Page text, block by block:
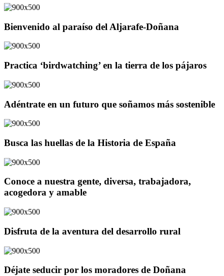
Bienvenido al paraíso del Aljarafe-Doñana
Practica ‘birdwatching’ en la tierra de los pájaros
Adéntrate en un futuro que soñamos más sostenible
Busca las huellas de la Historia de España
Conoce a nuestra gente, diversa, trabajadora,
acogedora y amable
Disfruta de la aventura del desarrollo rural
Déjate seducir por los moradores de Doñana